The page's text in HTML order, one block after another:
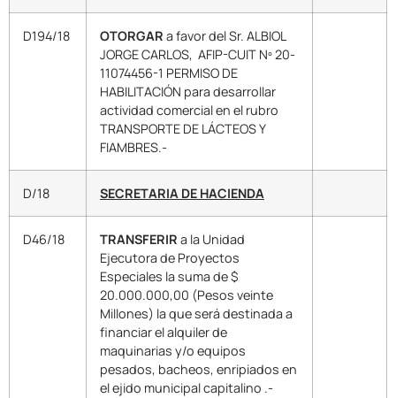
D194/18 OTORGAR a favor del Sr. ALBIOL
JORGE CARLOS, AFIP-CUIT Nº 20-
11074456-1 PERMISO DE
HABILITACIÓN para desarrollar
actividad comercial en el rubro
TRANSPORTE DE LÁCTEOS Y
FIAMBRES.-
D/18 SECRETARIA DE HACIENDA
D46/18 TRANSFERIR a la Unidad
Ejecutora de Proyectos
Especiales la suma de $
20.000.000,00 (Pesos veinte
Millones) la que será destinada a
financiar el alquiler de
maquinarias y/o equipos
pesados, bacheos, enripiados en
el ejido municipal capitalino .-